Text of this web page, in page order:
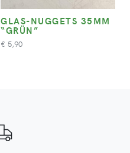
GLAS-NUGGETS 35MM
“GRÜN”
€ 5,90